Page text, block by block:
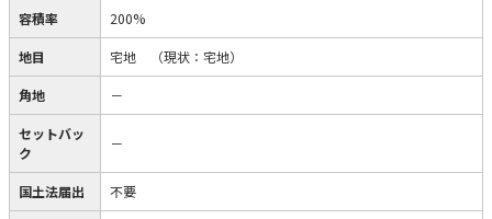
容積率 200%
地目 宅地 （現状：宅地）
角地 －
セットバッ
ク
－
国土法届出 不要